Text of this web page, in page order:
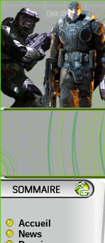
Accueil
News